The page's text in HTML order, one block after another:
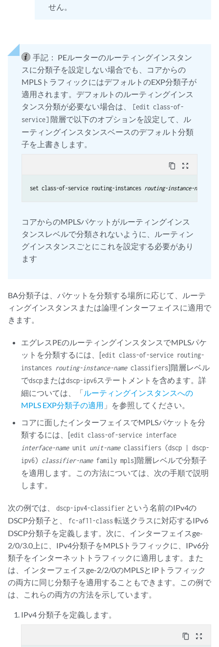
せん。
手記： PEルーターのルーティングインスタン
スに分類子を設定しない場合でも、コアからの
MPLSトラフィックにはデフォルトのEXP分類子が
適用されます。デフォルトのルーティングインス
タンス分類が必要ない場合は、
[edit class-of-
service] 階層で以下のオプションを設定して、ル
ーティングインスタンスベースのデフォルト分類
子を上書きします。
content_copy zoom_out_map
set class-of-service routing-instances routing-instance-name
コアからのMPLSパケットがルーティングインス
タンスレベルで分類されないように、ルーティン
グインスタンスごとにこれを設定する必要があり
ます
BA分類子は、パケットを分類する場所に応じて、ルーテ
ィングインスタンスまたは論理インターフェイスに適用で
きます。
エグレスPEのルーティングインスタンスでMPLSパケ
ットを分類するには、[edit class-of-service routing-
instances routing-instance-nameclassifiers]階層レベル
でdscpまたはdscp-ipv6ステートメントを含めます。詳
細については、「ルーティングインスタンスへの
MPLS EXP分類子の適用 」を参照してください。
コアに面したインターフェイスでMPLSパケットを分
類するには、[edit class-of-service interface
interface-nameunit unit-nameclassifiers (dscp | dscp-
ipv6) classifier-namefamily mpls]階層レベルで分類子
を適用します。この方法については、次の手順で説明
します。
次の例では、 dscp-ipv4-classifier という名前のIPv4の
DSCP分類子と、
fc-af11-class転送クラスに対応するIPv6
DSCP分類子を定義します。次に、インターフェイスge-
2/0/3.0上に、IPv4分類子をMPLSトラフィックに、IPv6分
類子をインターネットトラフィックに適用します。また
は、インターフェイスge-2/2/0のMPLSとIPトラフィック
の両方に同じ分類子を適用することもできます。この例で
は、これらの両方の方法を示しています。
IPv4 分類子を定義します。
content_copy zoom_out_map